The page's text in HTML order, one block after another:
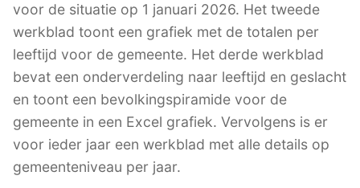
voor de situatie op 1 januari 2026. Het tweede
werkblad toont een grafiek met de totalen per
leeftijd voor de gemeente. Het derde werkblad
bevat een onderverdeling naar leeftijd en geslacht
en toont een bevolkingspiramide voor de
gemeente in een Excel grafiek. Vervolgens is er
voor ieder jaar een werkblad met alle details op
gemeenteniveau per jaar.